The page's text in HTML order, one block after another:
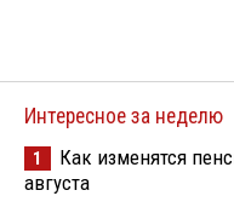
Интересное за неделю
1
Как изменятся
августа